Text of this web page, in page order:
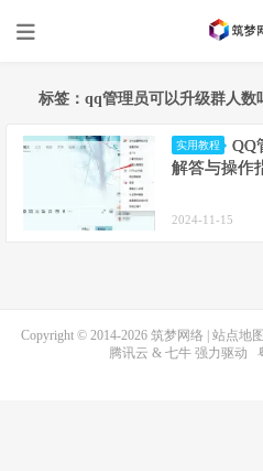
标签：qq管理员可以升级群人数
实用教程
QQ
解答与操作
2024-11-15
Copyright © 2014-2026 筑梦网络 站点地图
腾讯云 & 七牛强力驱动